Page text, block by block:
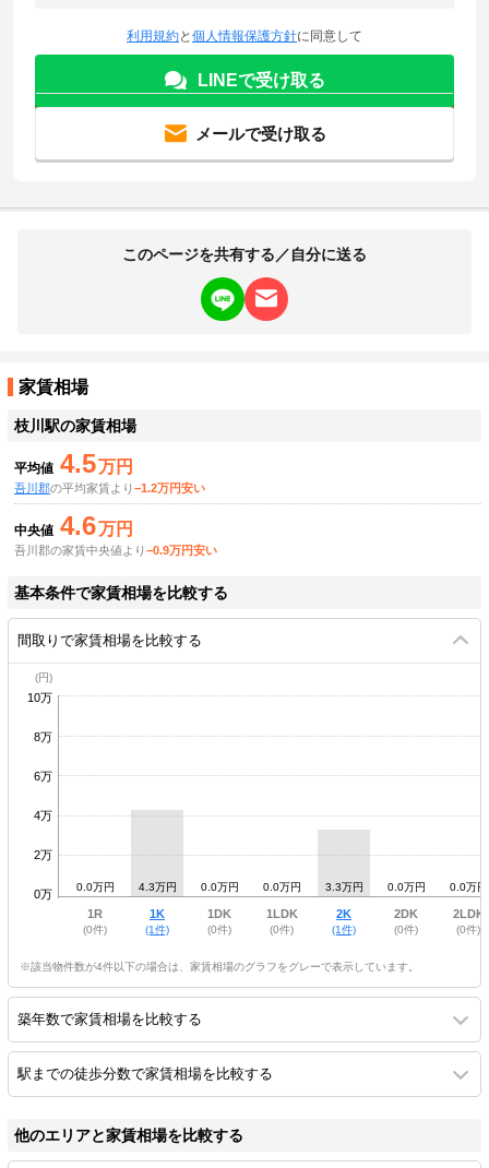
利用規約と 個人情報保護方針に同意して
LINEで受け取る
メールで受け取る
このページを共有する／自分に送る
家賃相場
枝川駅の家賃相場
平均値 4.5万円
吾川郡の平均家賃より −1.2万円安い
中央値 4.6万円
吾川郡の家賃中央値より −0.9万円安い
基本条件で家賃相場を比較する
間取りで家賃相場を比較する
10万
8万
6万
4万
2万
0万
0.0万円 4.3万円 0.0万円 0.0万円 3.3万円 0.0万円 0.0万円
1R
(0件)
1K
(1件)
1DK
(0件)
1LDK
(0件)
2K
(1件)
2DK
(0件)
2LDK
(0件)
※該当物件数が4件以下の場合は、家賃相場のグラフをグレーで表示しています。
築年数で家賃相場を比較する
駅までの徒歩分数で家賃相場を比較する
他のエリアと家賃相場を比較する